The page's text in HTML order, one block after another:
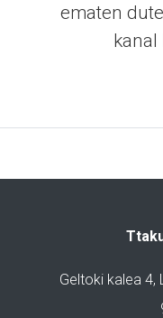
ematen
kanal
Geltoki kalea 4,